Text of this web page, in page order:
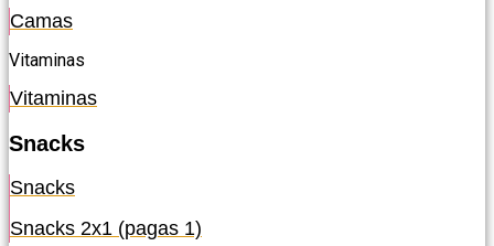
Camas
Vitaminas
Vitaminas
Snacks
Snacks
Snacks 2x1 (pagas 1)